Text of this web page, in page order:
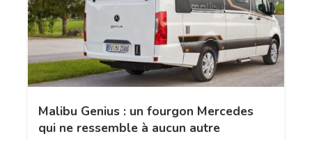
Malibu Genius : un fourgon Mercedes
qui ne ressemble à aucun autre